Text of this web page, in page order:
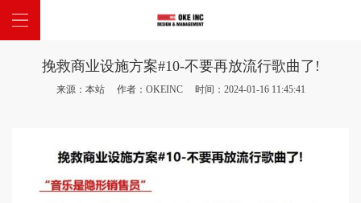
网站首页
主题项目
挽救商业设施方案#10-不要再放流行歌曲了!
来源：本站 作者：OKEINC 时间：2024-01-16 11:45:41